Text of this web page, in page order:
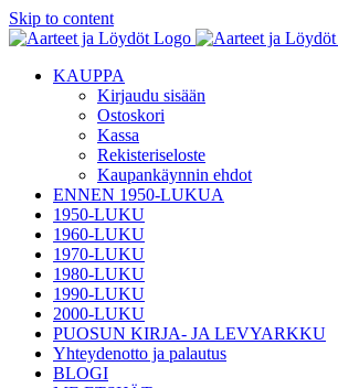
Skip to content
KAUPPA
Kirjaudu sisään
Ostoskori
Kassa
Rekisteriseloste
Kaupankäynnin ehdot
ENNEN 1950-LUKUA
1950-LUKU
1960-LUKU
1970-LUKU
1980-LUKU
1990-LUKU
2000-LUKU
PUOSUN KIRJA- JA LEVYARKKU
Yhteydenotto ja palautus
BLOGI